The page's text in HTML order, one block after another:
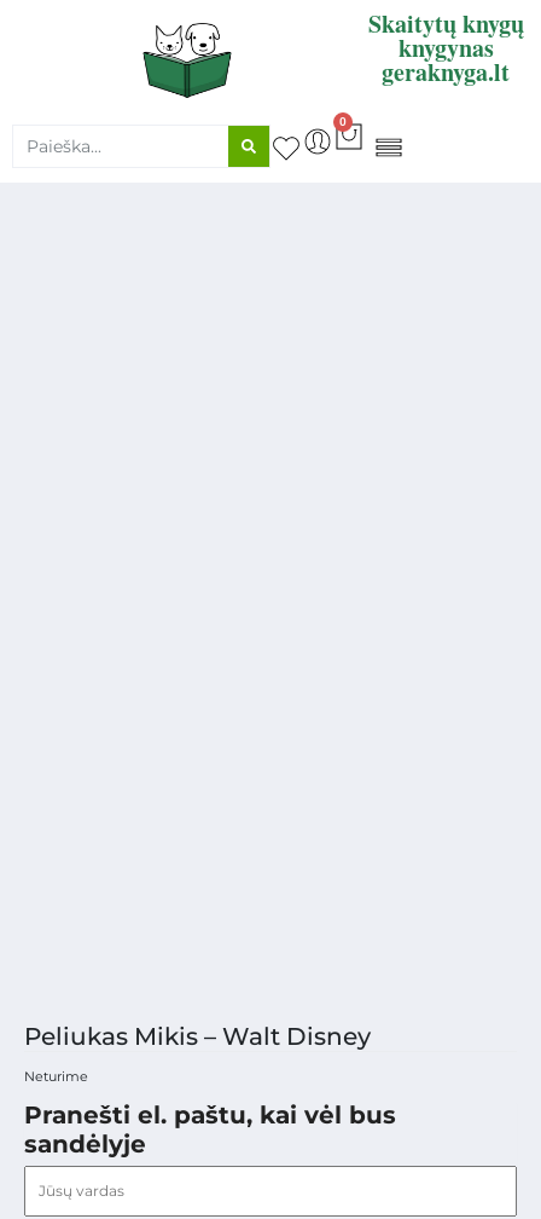
Skaitytų knygų
knygynas
geraknyga.lt
0
Peliukas Mikis – Walt Disney
Neturime
Pranešti el. paštu, kai vėl bus
sandėlyje